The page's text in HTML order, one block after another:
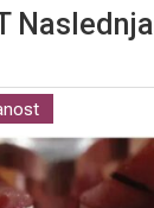
Naslednja